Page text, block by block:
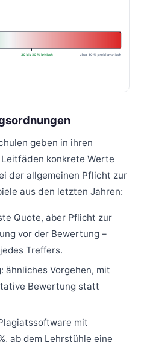
geben in ihren
konkrete Werte
der allgemeinen Pflicht zur
aus den letzten Jahren:
Quote, aber Pflicht zur
vor der Bewertung –
Treffers.
ähnliches Vorgehen, mit
Bewertung statt
mit
ab dem Lehrstühle eine